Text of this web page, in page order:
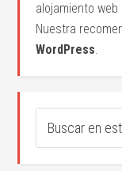
alojamiento
Nuestra
WordPress.